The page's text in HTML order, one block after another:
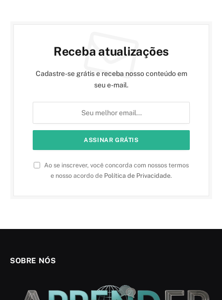
Receba atualizações
Cadastre-se grátis e receba nosso conteúdo em
seu e-mail.
Ao se inscrever, você concorda com nossos termos
e nosso acordo de Política de Privacidade.
SOBRE NÓS